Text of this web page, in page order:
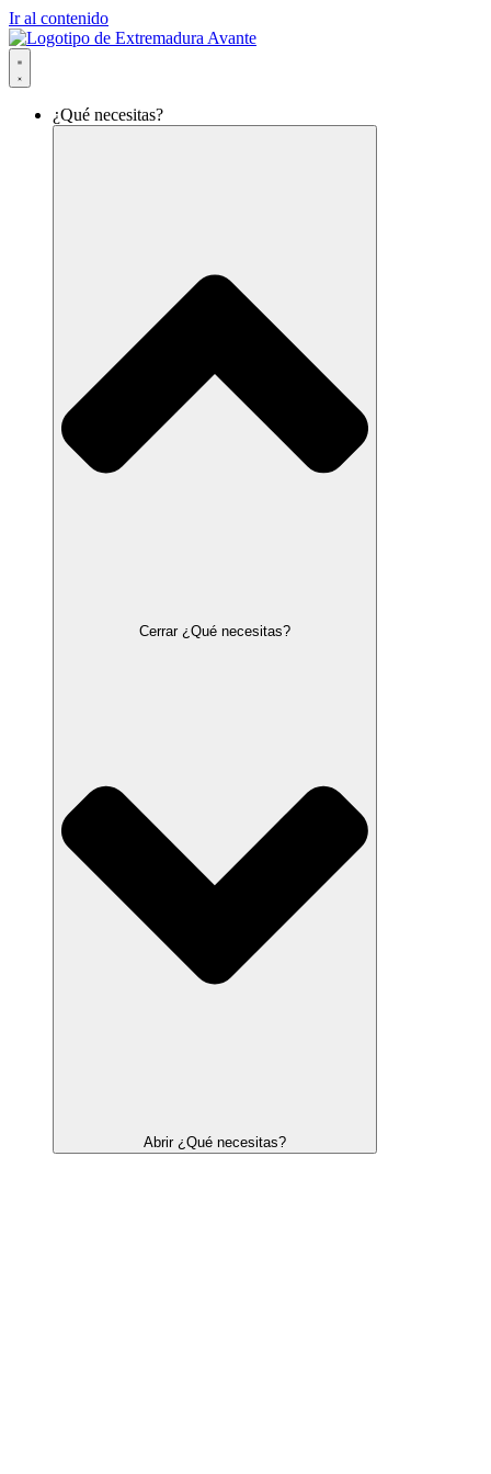
Ir al contenido
¿Qué necesitas?
Cerrar ¿Qué necesitas?
Abrir ¿Qué necesitas?